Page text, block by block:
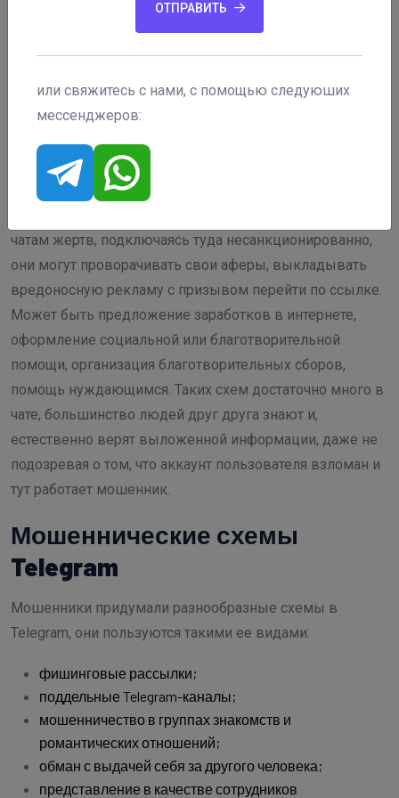
Аферы в чатах
чатам жертв, подключаясь туда несанкционированно,
они могут проворачивать свои аферы, выкладывать
вредоносную рекламу с призывом перейти по ссылке.
Может быть предложение заработков в интернете,
оформление социальной или благотворительной
помощи, организация благотворительных сборов,
помощь нуждающимся. Таких схем достаточно много в
чате, большинство людей друг друга знают и,
естественно верят выложенной информации, даже не
подозревая о том, что аккаунт пользователя взломан и
тут работает мошенник.
Мошеннические схемы
Telegram
Мошенники придумали разнообразные схемы в
Telegram, они пользуются такими ее видами:
фишинговые рассылки;
поддельные Telegram-каналы;
мошенничество в группах знакомств и
романтических отношений;
обман с выдачей себя за другого человека;
представление в качестве сотрудников
ОТПРАВИТЬ
или свяжитесь с нами, с помощью следуюших
мессенджеров: